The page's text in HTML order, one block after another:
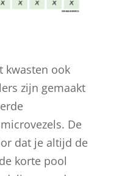
kwasten ook
zijn gemaakt
De
dat je altijd de
korte pool